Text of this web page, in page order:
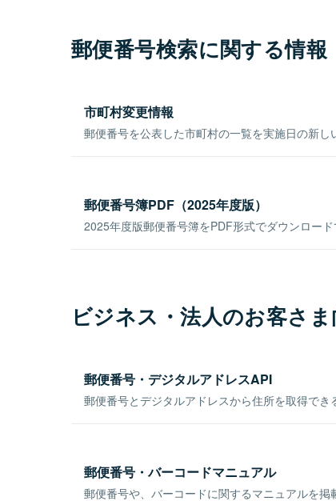
郵便番号検索に関する情報
市町村変更情報
郵便番号を公表した市町村の一覧を実施日の新し
郵便番号簿PDF（2025年度版）
2025年度版郵便番号簿をPDF形式でダウンロード
ビジネス・法人のお客さ
郵便番号・デジタルアドレスAPI
郵便番号とデジタルアドレスから住所を取得でき
郵便番号・バーコードマニュアル
郵便番号や、バーコードに関するマニュアルを掲